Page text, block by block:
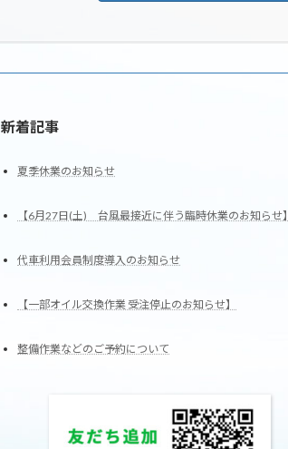
新着記事
夏季休業のお知らせ
【6月27日(土) 台風最接近に伴う臨時休業のお知らせ】
代車利用会員制度導入のお知らせ
【一部オイル交換作業 受注停止のお知らせ】
整備作業などのご予約について